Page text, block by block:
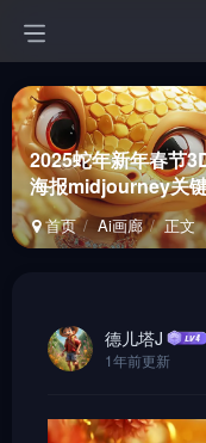
2025蛇年新年春节
海报midjourney关
首页 Ai画廊 正文
德儿塔J
1年前更新